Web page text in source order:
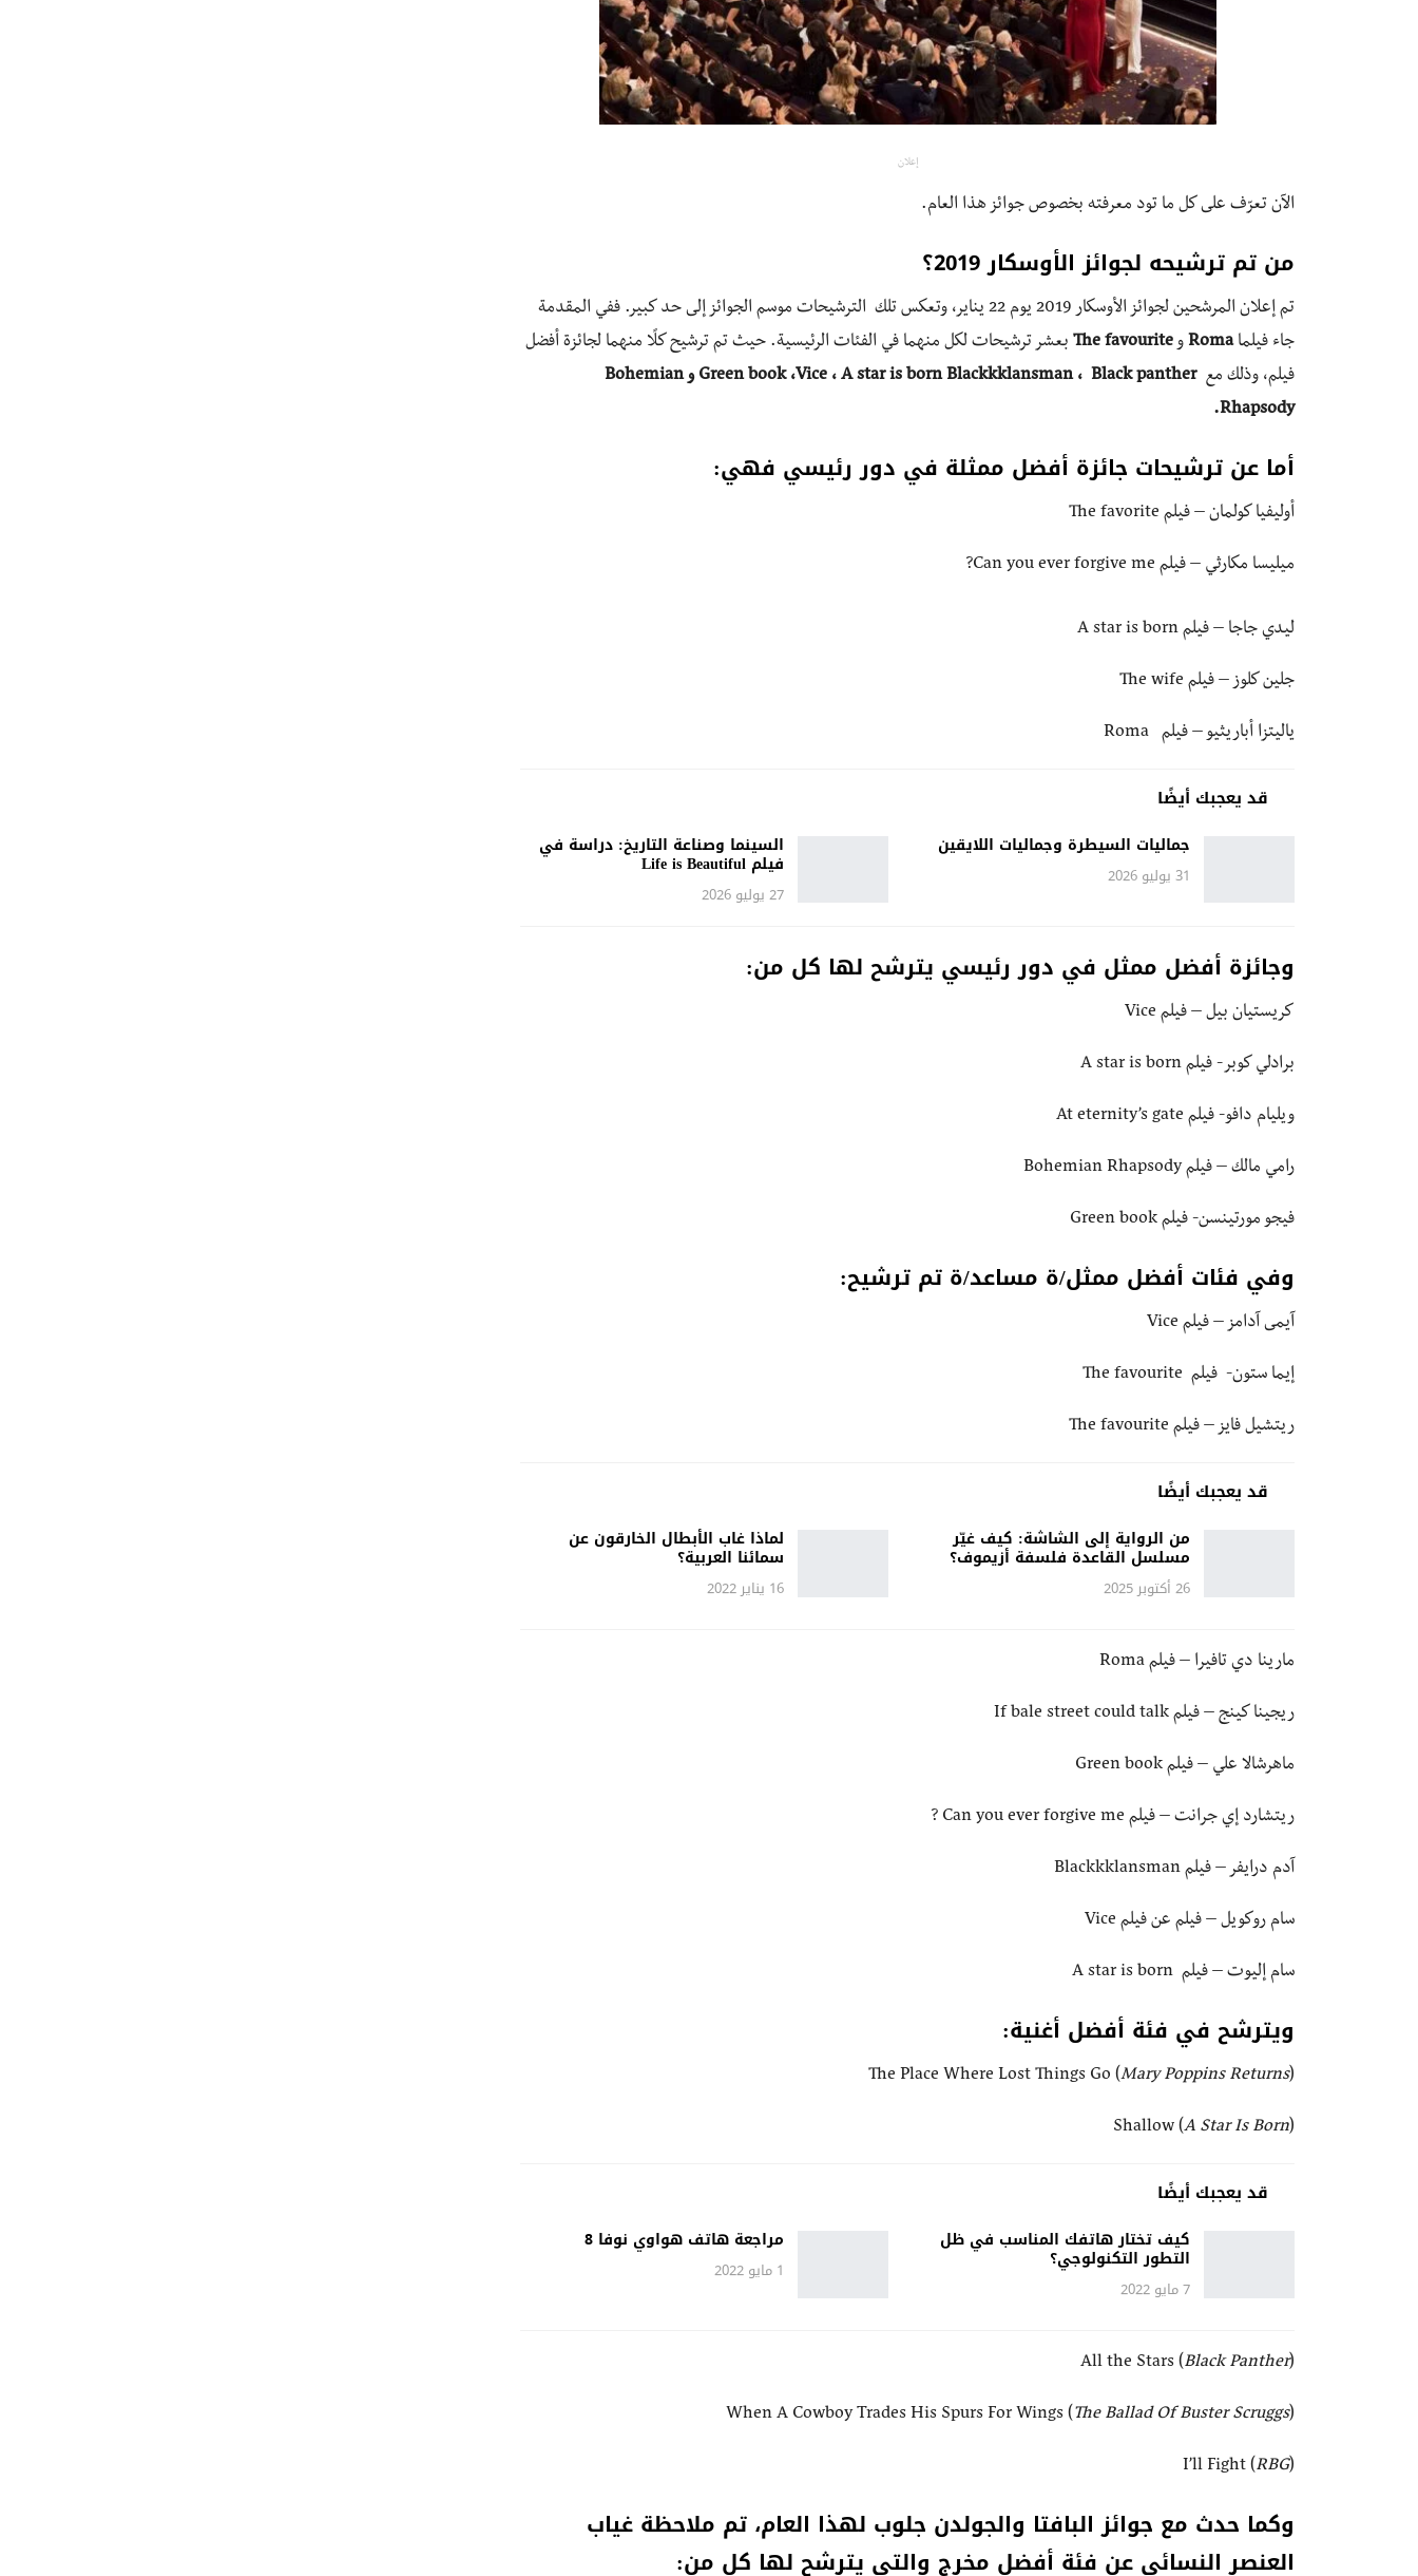
إعلان
الآن تعرّف على كل ما تود معرفته بخصوص جوائز هذا العام.
من تم ترشيحه لجوائز الأوسكار 2019؟
تم إعلان المرشحين لجوائز الأوسكار 2019 يوم 22 يناير، وتعكس تلك الترشيحات موسم الجوائز إلى حد كبير. ففي المقدمة
جاء فيلماRoma و The favourite بعشر ترشيحات لكل منهما في الفئات الرئيسية. حيث تم ترشيح كلًا منهما لجائزة أفضل
فيلم، وذلك مع
Green book ،Vice ، A star is born Blackkklansman ، Black panther و Bohemian
Rhapsody.
أما عن ترشيحات جائزة أفضل ممثلة في دور رئيسي فهي:
أوليفيا كولمان – فيلم The favorite
ميليسا مكارثي – فيلم Can you ever forgive me?
ليدي جاجا – فيلم A star is born
جلين كلوز – فيلم The wife
ياليتزا أباريثيو – فيلم Roma
قد يعجبك أيضًا
جماليات السيطرة وجماليات اللايقين
31 يوليو 2026
السينما وصناعة التاريخ: دراسة في
فيلم Life is Beautiful
27 يوليو 2026
وجائزة أفضل ممثل في دور رئيسي يترشح لها كل من:
كريستيان بيل – فيلم Vice
برادلي كوبر- فيلم A star is born
ويليام دافو- فيلم At eternity’s gate
رامي مالك – فيلم Bohemian Rhapsody
فيجو مورتينسن- فيلم Green book
وفي فئات أفضل ممثل/ة مساعد/ة تم ترشيح:
آيمى آدامز – فيلم Vice
إيما ستون- فيلم The favourite
ريتشيل فايز – فيلم The favourite
قد يعجبك أيضًا
من الرواية إلى الشاشة: كيف غيّر
مسلسل القاعدة فلسفة أزيموف؟
26 أكتوبر 2025
لماذا غاب الأبطال الخارقون عن
سمائنا العربية؟
16 يناير 2022
مارينا دي تافيرا – فيلم Roma
ريجينا كينج – فيلم If bale street could talk
ماهرشالا علي – فيلم Green book
ريتشارد إي جرانت – فيلم Can you ever forgive me ?
آدم درايفر – فيلم Blackkklansman
سام روكويل – فيلم عن فيلم Vice
سام إليوت – فيلم A star is born
ويترشح في فئة أفضل أغنية:
The Place Where Lost Things Go (Mary Poppins Returns)
Shallow (A Star Is Born)
قد يعجبك أيضًا
كيف تختار هاتفك المناسب في ظل
التطور التكنولوجي؟
7 مايو 2022
مراجعة هاتف هواوي نوفا 8
1 مايو 2022
All the Stars (Black Panther)
When A Cowboy Trades His Spurs For Wings (The Ballad Of Buster Scruggs)
I’ll Fight (RBG)
وكما حدث مع جوائز البافتا والجولدن جلوب لهذا العام، تم ملاحظة غياب
العنصر النسائي عن فئة أفضل مخرج والتي يترشح لها كل من: